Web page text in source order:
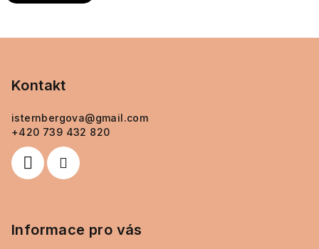
Kontakt
isternbergova@gmail.com
+420 739 432 820
Informace pro vás